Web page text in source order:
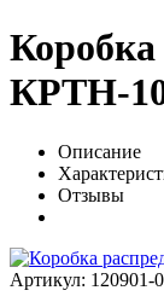
Коробка
КРТН-
Описание
Отзывы
Артикул: 120901-